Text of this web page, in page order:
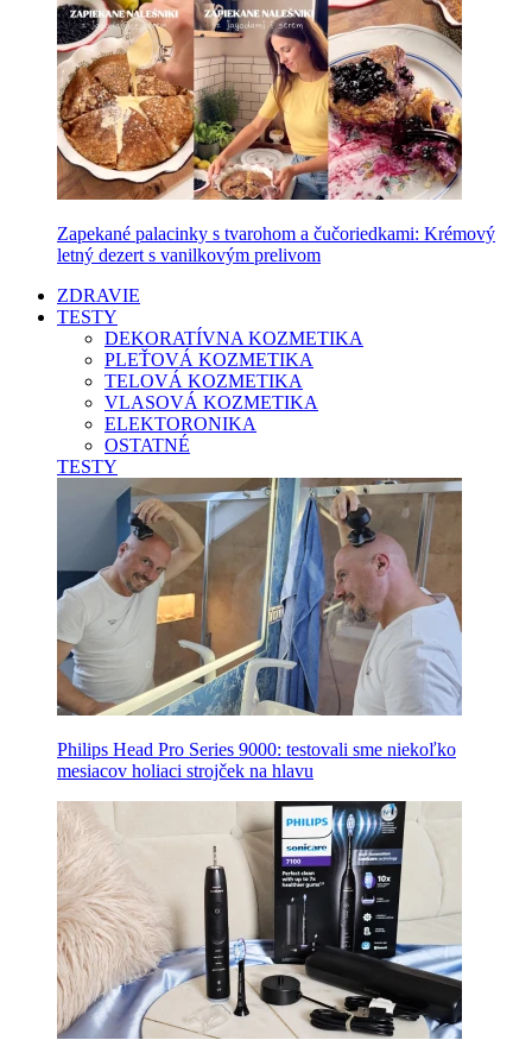
Zapekané palacinky s tvarohom a čučoriedkami: Krémový
letný dezert s vanilkovým prelivom
ZDRAVIE
TESTY
DEKORATÍVNA KOZMETIKA
PLEŤOVÁ KOZMETIKA
TELOVÁ KOZMETIKA
VLASOVÁ KOZMETIKA
ELEKTORONIKA
OSTATNÉ
TESTY
Philips Head Pro Series 9000: testovali sme niekoľko
mesiacov holiaci strojček na hlavu